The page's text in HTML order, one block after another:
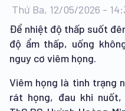
Thứ Ba, 12/05/2026 -
Để nhiệt độ thấp suốt
độ ẩm thấp, uống
nguy cơ viêm họng.
Viêm họng là tình trạng
rát họng, đau khi